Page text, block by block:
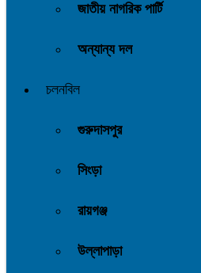
জাতীয় নাগরিক পার্টি
অন্যান্য দল
চলনবিল
গুরুদাসপুর
সিংড়া
রায়গঞ্জ
উল্লাপাড়া